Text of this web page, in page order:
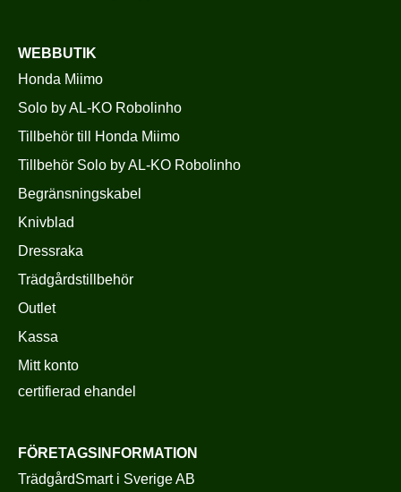
WEBBUTIK
Honda Miimo
Solo by AL-KO Robolinho
Tillbehör till Honda Miimo
Tillbehör Solo by AL-KO Robolinho
Begränsningskabel
Knivblad
Dressraka
Trädgårdstillbehör
Outlet
Kassa
Mitt konto
certifierad ehandel
FÖRETAGSINFORMATION
TrädgårdSmart i Sverige AB